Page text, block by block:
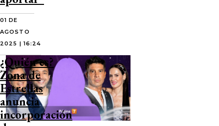
01 DE
AGOSTO
2025 | 16:24
¿Quién es?
Zona de
Estrellas
anuncia
incorporación